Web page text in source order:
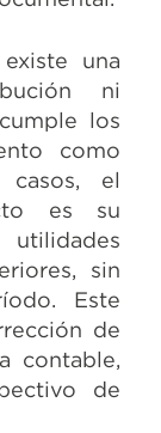
una
ni
los
como
el
es su
sin
Este
de
contable,
de